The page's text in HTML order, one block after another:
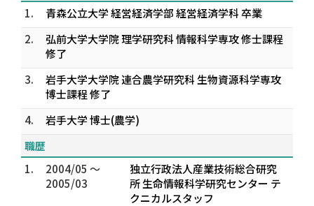
1.
青森公立大学 経営経済学部 経営経済学科 卒業
2.
弘前大学大学院 理学研究科 情報科学専攻 修士課程
修了
3.
岩手大学大学院 連合農学研究科 生物資源科学専攻
博士課程 修了
4.
岩手大学 博士(農学)
職歴
1.
2004/05 ～
2005/03
独立行政法人産業技術総合研究
所 生命情報科学研究センター テ
クニカルスタッフ